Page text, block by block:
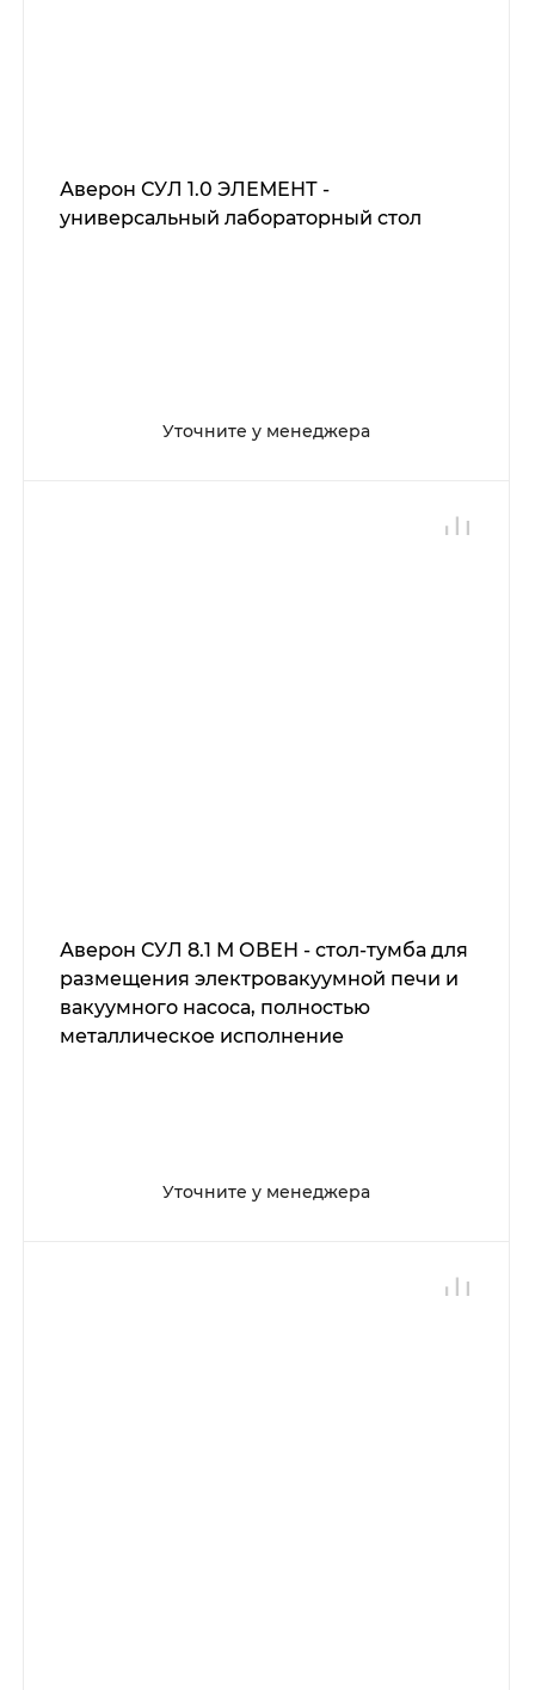
Аверон СУЛ 1.0 ЭЛЕМЕНТ -
универсальный лабораторный стол
Уточните у менеджера
Аверон СУЛ 8.1 М ОВЕН - стол-тумба для
размещения электровакуумной печи и
вакуумного насоса, полностью
металлическое исполнение
Уточните у менеджера